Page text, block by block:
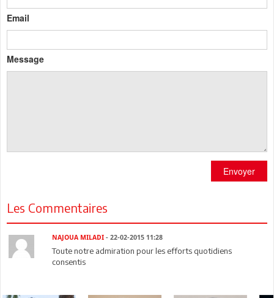
Email
Message
Envoyer
Les Commentaires
NAJOUA MILADI - 22-02-2015 11:28
Toute notre admiration pour les efforts quotidiens
consentis